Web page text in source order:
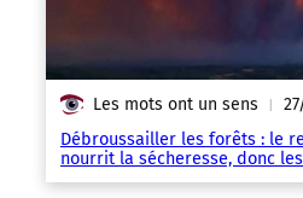
Les mots ont un sens |
Débroussailler les forêts : le
nourrit la sécheresse, donc